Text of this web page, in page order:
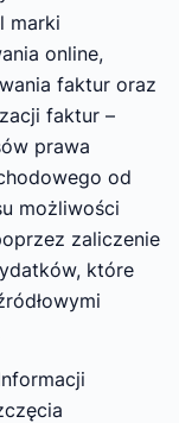
marki
online,
faktur oraz
faktur –
prawa
od
możliwości
zaliczenie
które